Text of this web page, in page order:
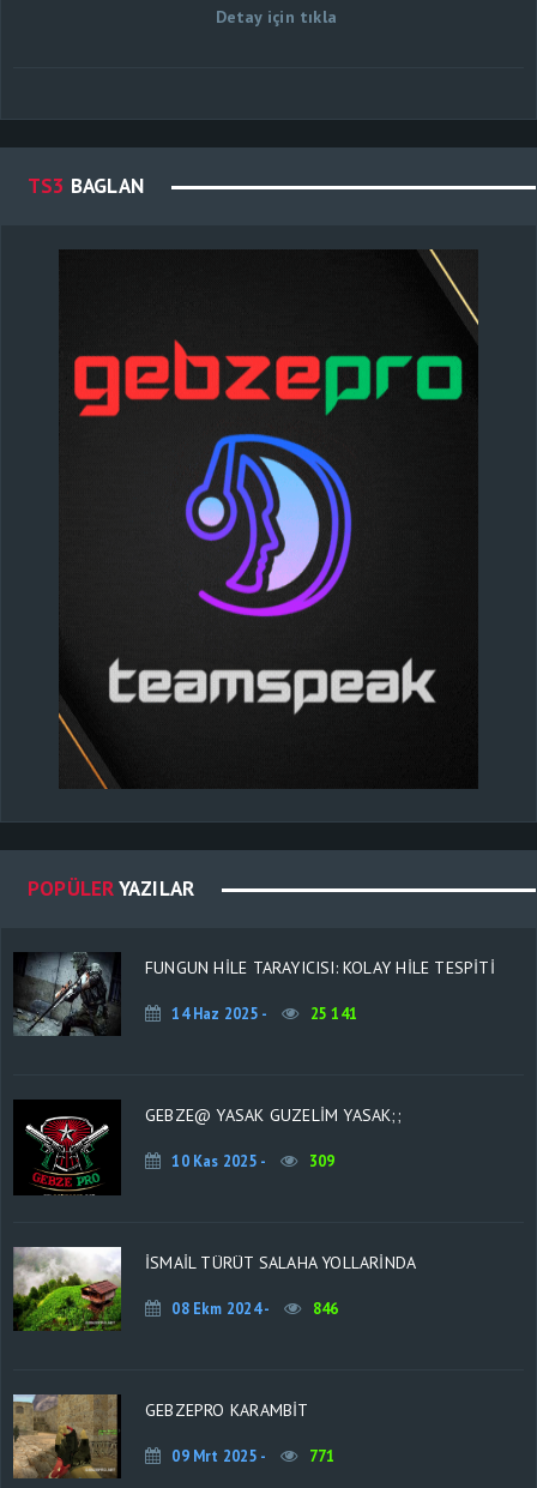
Detay için tıkla
TS3 BAGLAN
POPÜLERYAZILAR
FUNGUN HILE TARAYICISI: KOLAY HILE TESPITI
14 Haz 2025 - 25 141
GEBZE@ YASAK GUZELIM YASAK;;
10 Kas 2025 - 309
İSMAIL TÜRÜT SALAHA YOLLARINDA
08 Ekm 2024 - 846
GEBZEPRO KARAMBİT
09 Mrt 2025 - 771